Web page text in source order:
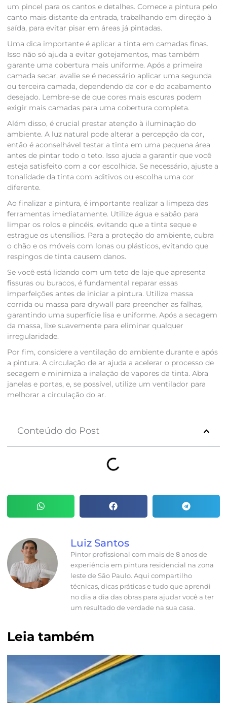
um pincel para os cantos e detalhes. Comece a pintura pelo
canto mais distante da entrada, trabalhando em direção à
saída, para evitar pisar em áreas já pintadas.
Uma dica importante é aplicar a tinta em camadas finas.
Isso não só ajuda a evitar gotejamentos, mas também
garante uma cobertura mais uniforme. Após a primeira
camada secar, avalie se é necessário aplicar uma segunda
ou terceira camada, dependendo da cor e do acabamento
desejado. Lembre-se de que cores mais escuras podem
exigir mais camadas para uma cobertura completa.
Além disso, é crucial prestar atenção à iluminação do
ambiente. A luz natural pode alterar a percepção da cor,
então é aconselhável testar a tinta em uma pequena área
antes de pintar todo o teto. Isso ajuda a garantir que você
esteja satisfeito com a cor escolhida. Se necessário, ajuste a
tonalidade da tinta com aditivos ou escolha uma cor
diferente.
Ao finalizar a pintura, é importante realizar a limpeza das
ferramentas imediatamente. Utilize água e sabão para
limpar os rolos e pincéis, evitando que a tinta seque e
estrague os utensílios. Para a proteção do ambiente, cubra
o chão e os móveis com lonas ou plásticos, evitando que
respingos de tinta causem danos.
Se você está lidando com um teto de laje que apresenta
fissuras ou buracos, é fundamental reparar essas
imperfeições antes de iniciar a pintura. Utilize massa
corrida ou massa para drywall para preencher as falhas,
garantindo uma superfície lisa e uniforme. Após a secagem
da massa, lixe suavemente para eliminar qualquer
irregularidade.
Por fim, considere a ventilação do ambiente durante e após
a pintura. A circulação de ar ajuda a acelerar o processo de
secagem e minimiza a inalação de vapores da tinta. Abra
janelas e portas, e, se possível, utilize um ventilador para
melhorar a circulação do ar.
Conteúdo do Post
Luiz Santos
Pintor profissional com mais de 8 anos de
experiência em pintura residencial na zona
leste de São Paulo. Aqui compartilho
técnicas, dicas práticas e tudo que aprendi
no dia a dia das obras para ajudar você a ter
um resultado de verdade na sua casa.
Leia também